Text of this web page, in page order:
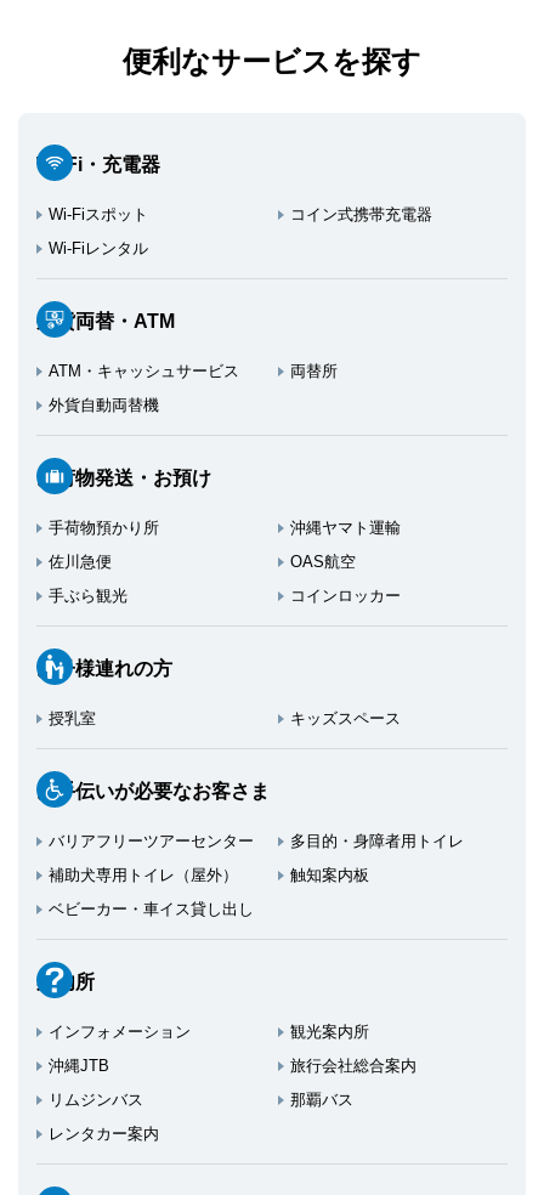
便利なサービスを探す
Wi-Fi・充電器
Wi-Fiスポット
コイン式携帯充電器
Wi-Fiレンタル
外貨両替・ATM
ATM・キャッシュサービス
両替所
外貨自動両替機
お荷物発送・お預け
手荷物預かり所
沖縄ヤマト運輸
佐川急便
OAS航空
手ぶら観光
コインロッカー
お子様連れの方
授乳室 キッズスペース
お手伝いが必要なお客さま
バリアフリーツアーセンター
多目的・身障者用トイレ
補助犬専用トイレ（屋外）
触知案内板
ベビーカー・車イス貸し出し
案内所
インフォメーション
観光案内所
沖縄JTB
旅行会社総合案内
リムジンバス
那覇バス
レンタカー案内